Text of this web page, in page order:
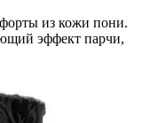
из кожи пони.
эффект парчи,